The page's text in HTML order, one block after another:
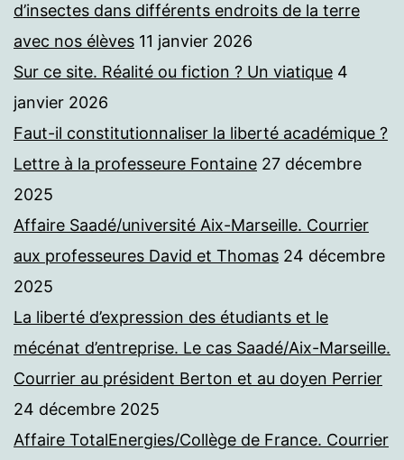
d’insectes dans différents endroits de la terre
avec nos élèves 11 janvier 2026
Sur ce site. Réalité ou fiction ? Un viatique 4
janvier 2026
Faut-il constitutionnaliser la liberté académique ?
Lettre à la professeure Fontaine 27 décembre
2025
Affaire Saadé/université Aix-Marseille. Courrier
aux professeures David et Thomas 24 décembre
2025
La liberté d’expression des étudiants et le
mécénat d’entreprise. Le cas Saadé/Aix-Marseille.
Courrier au président Berton et au doyen Perrier
24 décembre 2025
Affaire TotalEnergies/Collège de France. Courrier